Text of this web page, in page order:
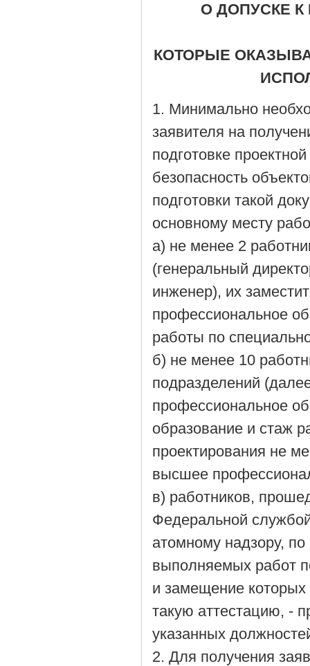
О ДОПУСКЕ
КОТОРЫЕ
1. Минимально
заявителя на
подготовке
безопасность
подготовки такой
основному месту
а) не менее 2
(генеральный
инженер), их
профессиональное
работы по
б) не менее 10
подразделений
профессиональное
образование и стаж
проектирования не
высшее
в) работников,
Федеральной
атомному надзору,
выполняемых работ
и замещение
такую аттестацию, -
указанных
2. Для получения